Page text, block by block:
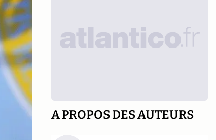
A PROPOS DES AUTEURS